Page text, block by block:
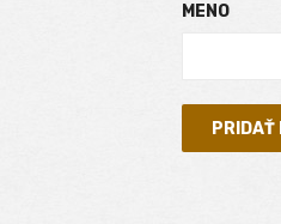
MENO